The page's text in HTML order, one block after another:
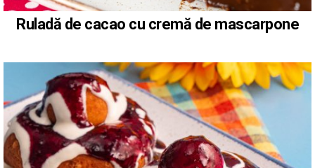
Ruladă de cacao cu cremă de mascarpone